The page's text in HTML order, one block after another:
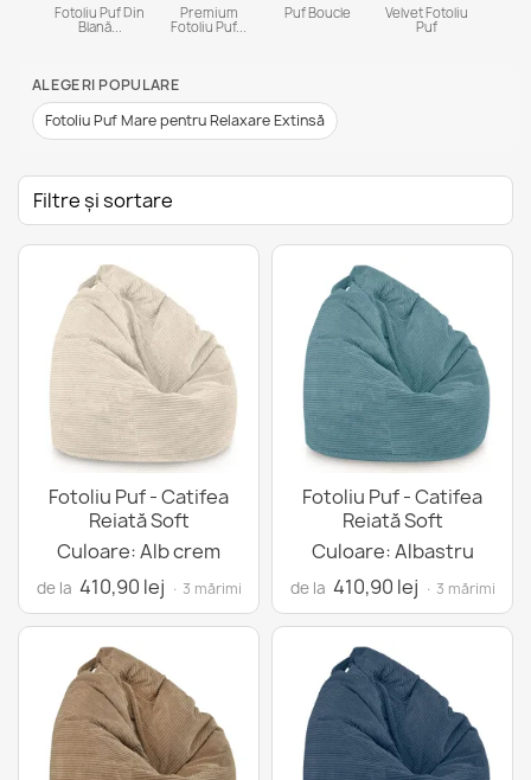
Fotoliu Puf Din
Blană...
Premium
Fotoliu Puf...
Puf Boucle
Velvet Fotoliu
Puf
ALEGERI POPULARE
Fotoliu Puf Mare pentru Relaxare Extinsă
Filtre și sortare
Fotoliu Puf - Catifea
Reiată Soft
Culoare: Alb crem
de la 410,90 lej · 3 mărimi
Fotoliu Puf - Catifea
Reiată Soft
Culoare: Albastru
de la 410,90 lej · 3 mărimi